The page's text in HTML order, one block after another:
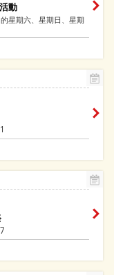
動
星期六、星期日、星期